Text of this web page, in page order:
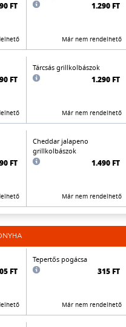
FT 1.290 FT
Már nem rendelhető
FT
Tárcsás grillkolbászok
1.290 FT
Már nem rendelhető
FT
Cheddar jalapeno
grillkolbászok
1.490 FT
Már nem rendelhető
FT
Tepertős pogácsa
315 FT
Már nem rendelhető